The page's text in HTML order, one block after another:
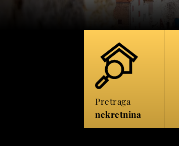
Pretraga
nekretnina